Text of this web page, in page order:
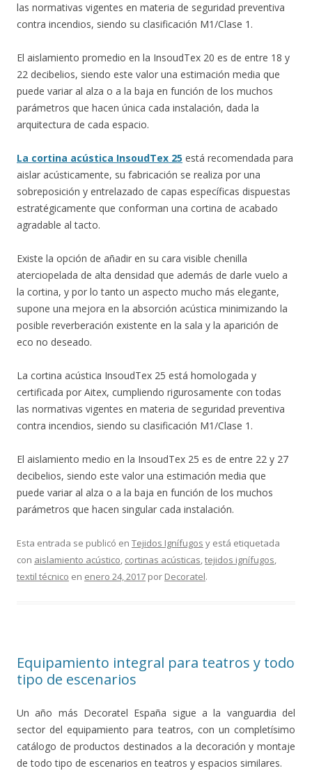
las normativas vigentes en materia de seguridad preventiva
contra incendios, siendo su clasificación M1/Clase 1.
El aislamiento promedio en la InsoudTex 20 es de entre 18 y
22 decibelios, siendo este valor una estimación media que
puede variar al alza o a la baja en función de los muchos
parámetros que hacen única cada instalación, dada la
arquitectura de cada espacio.
La cortina acústica InsoudTex 25 está recomendada para
aislar acústicamente, su fabricación se realiza por una
sobreposición y entrelazado de capas específicas dispuestas
estratégicamente que conforman una cortina de acabado
agradable al tacto.
Existe la opción de añadir en su cara visible chenilla
aterciopelada de alta densidad que además de darle vuelo a
la cortina, y por lo tanto un aspecto mucho más elegante,
supone una mejora en la absorción acústica minimizando la
posible reverberación existente en la sala y la aparición de
eco no deseado.
La cortina acústica InsoudTex 25 está homologada y
certificada por Aitex, cumpliendo rigurosamente con todas
las normativas vigentes en materia de seguridad preventiva
contra incendios, siendo su clasificación M1/Clase 1.
El aislamiento medio en la InsoudTex 25 es de entre 22 y 27
decibelios, siendo este valor una estimación media que
puede variar al alza o a la baja en función de los muchos
parámetros que hacen singular cada instalación.
Esta entrada se publicó en Tejidos Ignífugos y está etiquetada
con aislamiento acústico cortinas acústicas tejidos ignífugos
textil técnico en enero 24, 2017 por Decoratel.
Equipamiento integral para teatros y todo
tipo de escenarios
Un año más Decoratel España sigue a la vanguardia del
sector del equipamiento para teatros, con un completísimo
catálogo de productos destinados a la decoración y montaje
de todo tipo de escenarios en teatros y espacios similares.